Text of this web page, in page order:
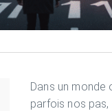
Dans un
parfois nos pas,